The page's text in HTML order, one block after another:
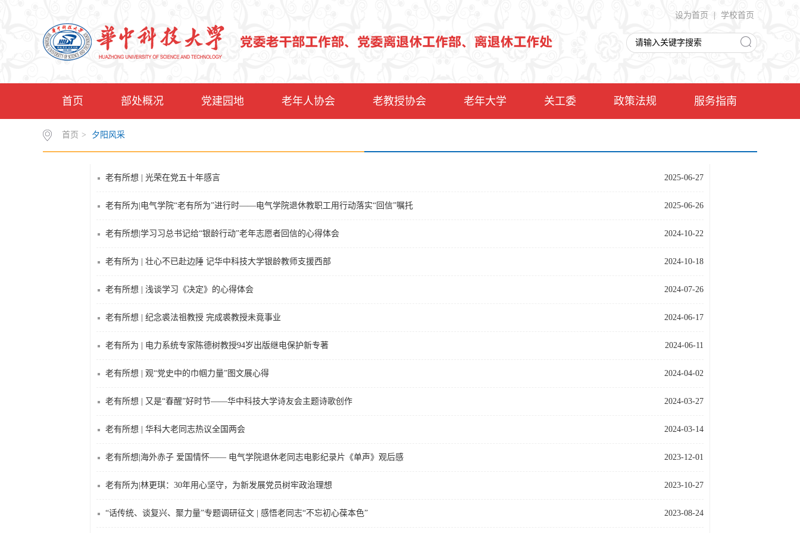
设为首页 学校首页
首页 部处概况 党建园地 老年人协会 老教授协会 老年大学 关工委 政策法规 服务指南
首页 > 夕阳风采
2025-06-27
老有所想 | 光荣在党五十年感言
2025-06-26
老有所为|电气学院“老有所为”进行时——电气学院退休教职工用行动落实“回信”嘱托
2024-10-22
老有所想|学习习总书记给“银龄行动”老年志愿者回信的心得体会
2024-10-18
老有所为 | 壮心不已赴边陲 记华中科技大学银龄教师支援西部
2024-07-26
老有所想 | 浅谈学习《决定》的心得体会
2024-06-17
老有所想 | 纪念裘法祖教授 完成裘教授未竟事业
2024-06-11
老有所为 | 电力系统专家陈德树教授94岁出版继电保护新专著
2024-04-02
老有所想 | 观“党史中的巾帼力量”图文展心得
2024-03-27
老有所想 | 又是“春醒”好时节——华中科技大学诗友会主题诗歌创作
2024-03-14
老有所想 | 华科大老同志热议全国两会
2023-12-01
老有所想|海外赤子 爱国情怀—— 电气学院退休老同志电影纪录片《单声》观后感
2023-10-27
老有所为|林更琪：30年用心坚守，为新发展党员树牢政治理想
2023-08-24
“话传统、谈复兴、聚力量”专题调研征文 | 感悟老同志“不忘初心葆本色”